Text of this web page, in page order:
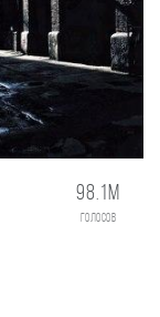
98.1M
голосов